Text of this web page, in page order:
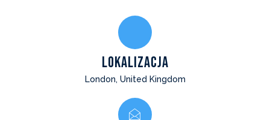
Lokalizacja
London, United Kingdom